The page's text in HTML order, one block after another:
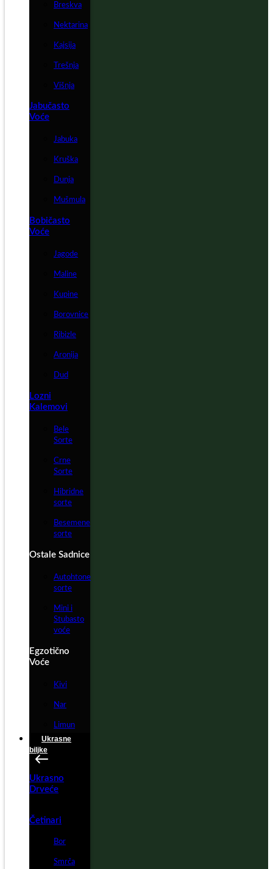
Breskva
Nektarina
Kajsija
Trešnja
Višnja
Jabučasto
Voće
Jabuka
Kruška
Dunja
Mušmula
Bobičasto
Voće
Jagode
Maline
Kupine
Borovnice
Ribizle
Aronija
Dud
Lozni
Kalemovi
Bele
Sorte
Crne
Sorte
Hibridne
sorte
Besemene
sorte
Ostale Sadnice
Autohtone
sorte
Mini i
Stubasto
voće
Egzotično
Voće
Kivi
Nar
Limun
Ukrasne
biljke
Ukrasno
Drveće
Četinari
Bor
Smrča